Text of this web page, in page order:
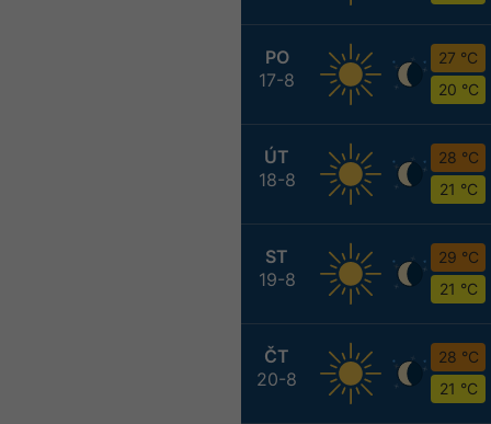
PO
17-8
27 °C
20 °C
ÚT
18-8
28 °C
21 °C
ST
19-8
29 °C
21 °C
ČT
20-8
28 °C
21 °C